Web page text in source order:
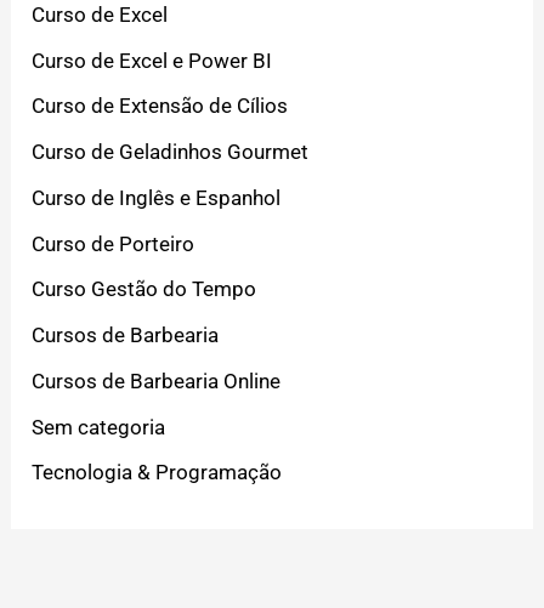
Curso de Excel
Curso de Excel e Power BI
Curso de Extensão de Cílios
Curso de Geladinhos Gourmet
Curso de Inglês e Espanhol
Curso de Porteiro
Curso Gestão do Tempo
Cursos de Barbearia
Cursos de Barbearia Online
Sem categoria
Tecnologia & Programação